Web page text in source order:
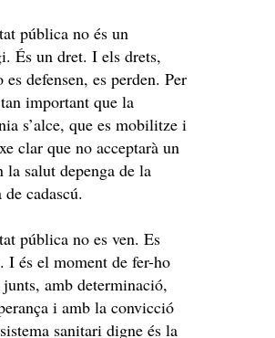
pública no és un
És un dret. I els drets,
es defensen, es perden. Per
important que la
s’alce, que es mobilitze i
clar que no acceptarà un
la salut depenga de la
cadascú.
pública no es ven. Es
I és el moment de fer-ho
amb determinació,
i amb la convicció
sanitari digne és la